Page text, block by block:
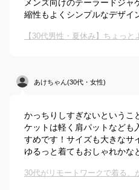
メンズ向けのテーラードジ
縮性もよくシンプルなデザイ
あけちゃん(30代・女性)
かっちりしすぎないというこ
ケットは軽く肩パットなども
すめです！サイズも大きなサ
ゆるっと着てもおしゃれかな